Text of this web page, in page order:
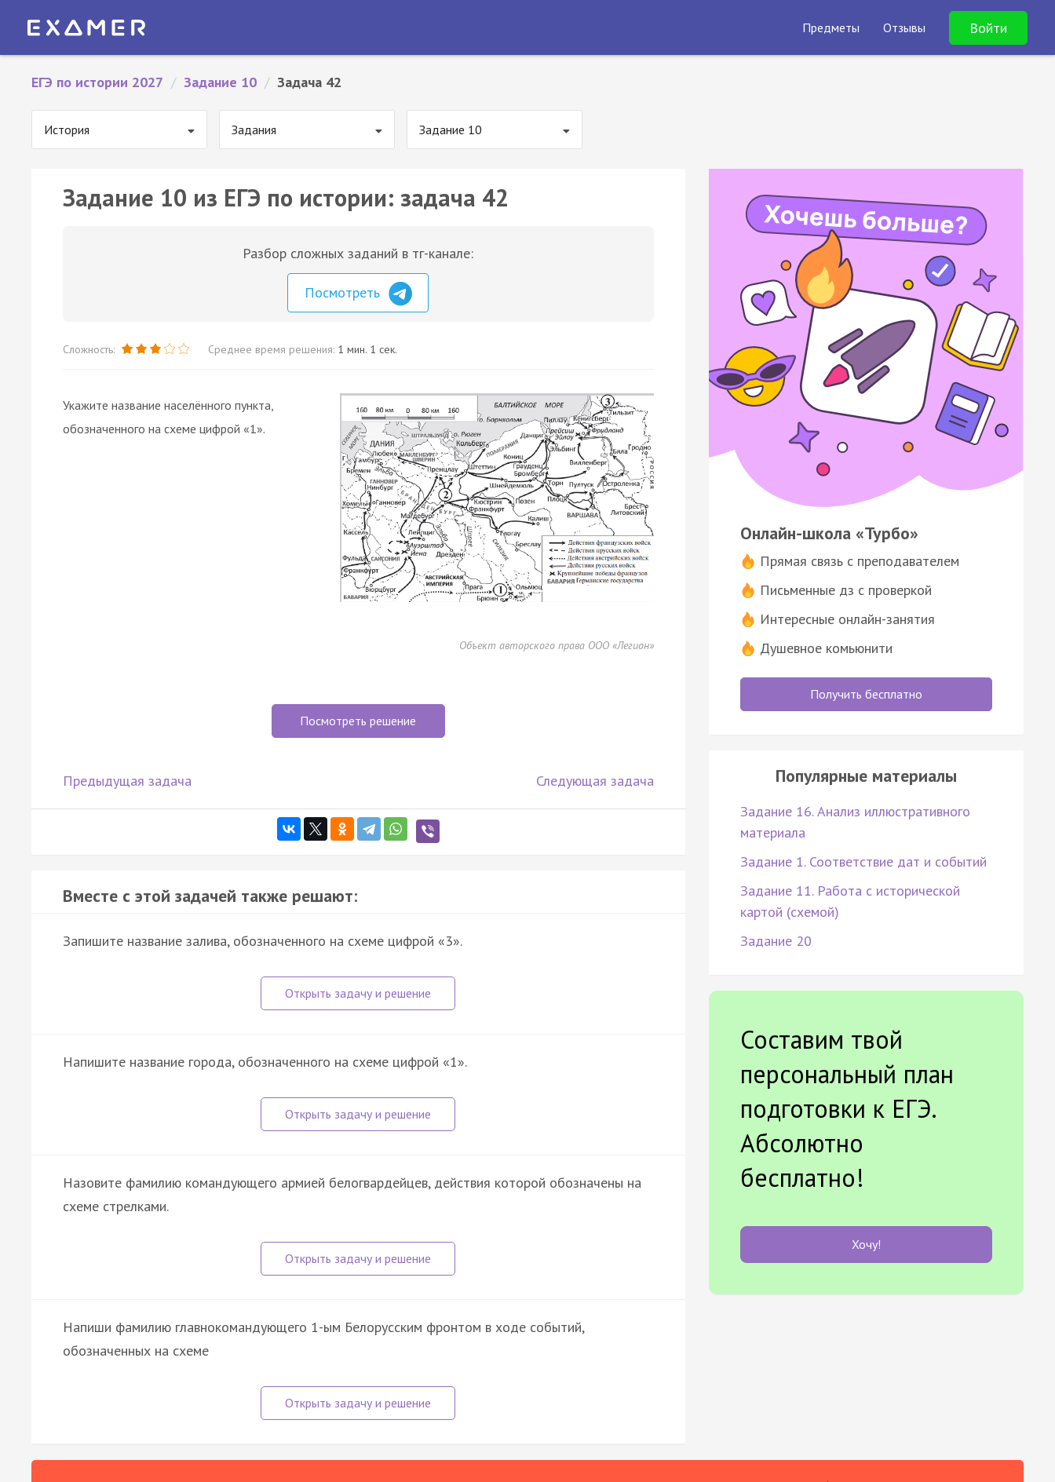
Предметы Отзывы Войти
ЕГЭ по истории 2027 / Задание 10 / Задача 42
История Задания Задание 10
Задание 10 из ЕГЭ по истории: задача 42
Разбор сложных заданий в тг-канале:
Посмотреть
Сложность: Среднее время решения: 1 мин. 1 сек.
Укажите название населённого пункта,
обозначенного на схеме цифрой «1».
Объект авторского права ООО «Легион»
Посмотреть решение
Предыдущая задача Следующая задача
Вместе с этой задачей также решают:
Запишите название залива, обозначенного на схеме цифрой «3».
Напишите название города, обозначенного на схеме цифрой «1».
Назовите фамилию командующего армией белогвардейцев, действия которой обозначены на
схеме стрелками.
Напиши фамилию главнокомандующего 1-ым Белорусским фронтом в ходе событий,
обозначенных на схеме
Онлайн-школа «Турбо»
Прямая связь с преподавателем
Письменные дз с проверкой
Интересные онлайн-занятия
Душевное комьюнити
Получить бесплатно
Популярные материалы
Задание 16. Анализ иллюстративного
материала
Задание 1. Соответствие дат и событий
Задание 11. Работа с исторической
картой (схемой)
Задание 20
Составим твой
персональный план
подготовки к ЕГЭ.
Абсолютно
бесплатно!
Хочу!